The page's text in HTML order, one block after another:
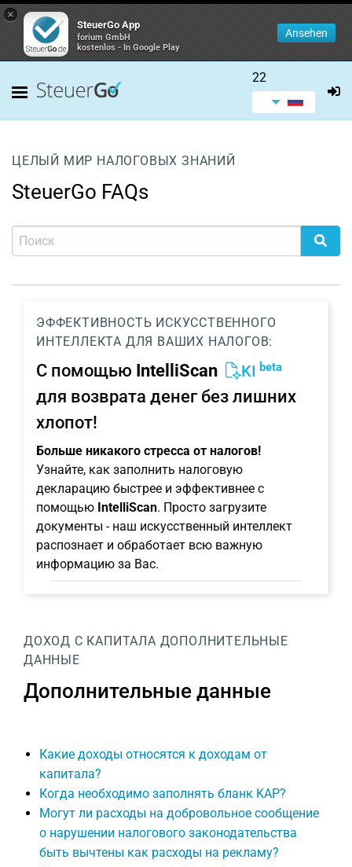
×
SteuerGo App
forium GmbH
kostenlos - In Google Play
Ansehen
22
ЦЕЛЫЙ МИР НАЛОГОВЫХ ЗНАНИЙ
SteuerGo FAQs
ЭФФЕКТИВНОСТЬ ИСКУССТВЕННОГО
ИНТЕЛЛЕКТА ДЛЯ ВАШИХ НАЛОГОВ:
С помощью IntelliScan KI beta
для возврата денег без лишних
хлопот!
Больше никакого стресса от налогов!
Узнайте, как заполнить налоговую
декларацию быстрее и эффективнее с
помощью IntelliScan. Просто загрузите
документы - наш искусственный интеллект
распознает и обработает всю важную
информацию за Вас.
ДОХОД С КАПИТАЛА ДОПОЛНИТЕЛЬНЫЕ
ДАННЫЕ
Дополнительные данные
Какие доходы относятся к доходам от
капитала?
Когда необходимо заполнять бланк KAP?
Могут ли расходы на добровольное сообщение
о нарушении налогового законодательства
быть вычтены как расходы на рекламу?